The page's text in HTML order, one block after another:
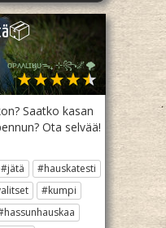
ᴏᴘᴀᴀʟɪӄᴜᴜᯓ₊ ⊹꧂🌌🌪
Saatko kasan
Ota selvää!
#jätä
#hauskatesti
#kumpi